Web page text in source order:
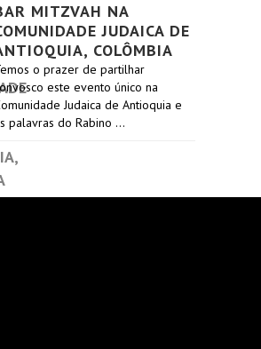
MITZVAH NA
JUDAICA DE
COLÔMBIA
o prazer de partilhar
este evento único na
Judaica de Antioquia e
palavras do Rabino …